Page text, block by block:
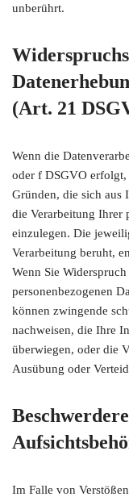
unberührt.
(Art. 21
Wenn die
oder f DSGVO erfolgt,
Gründen, die sich aus
die Verarbeitung Ihrer
einzulegen. Die
Verarbeitung beruht,
Wenn Sie
personenbezogenen
können zwingende
nachweisen, die Ihre
überwiegen, oder die
Ausübung oder
Im Falle von